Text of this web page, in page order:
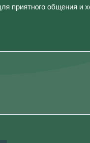
приятного общения и